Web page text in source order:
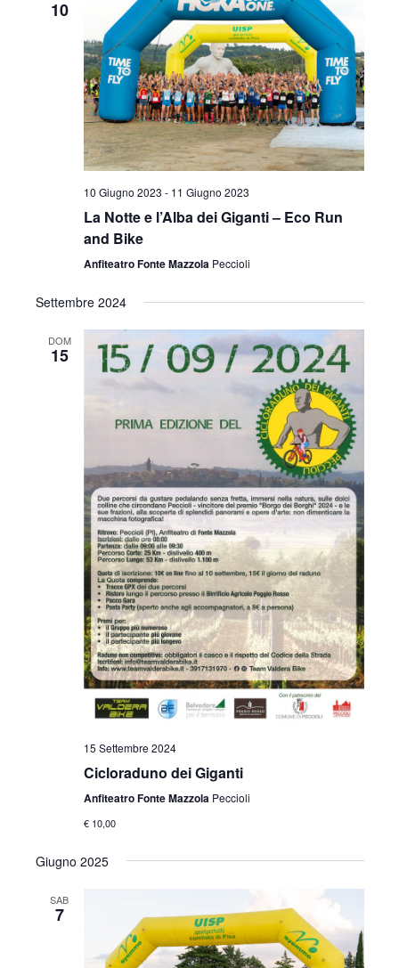
10
10 Giugno 2023 - 11 Giugno 2023
La Notte e l’Alba dei Giganti – Eco Run
and Bike
Anfiteatro Fonte Mazzola Peccioli
Settembre 2024
DOM
15
15 Settembre 2024
Cicloraduno dei Giganti
Anfiteatro Fonte Mazzola Peccioli
€ 10,00
Giugno 2025
SAB
7